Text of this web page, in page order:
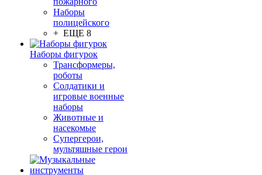
Наборы
полицейского
+ ЕЩЕ 8
Наборы фигурок
Трансформеры,
роботы
Солдатики и
игровые военные
наборы
Животные и
насекомые
Супергерои,
мультяшные герои